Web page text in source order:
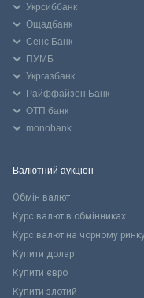
Укрсиббанк
Ощадбанк
Сенс Банк
ПУМБ
Укргазбанк
Райффайзен Банк
ОТП банк
monobank
Валютний аукціон
Обмін валют
Курс валют в обмінниках
Курс валют на чорному
Купити долар
Купити євро
Купити злотий